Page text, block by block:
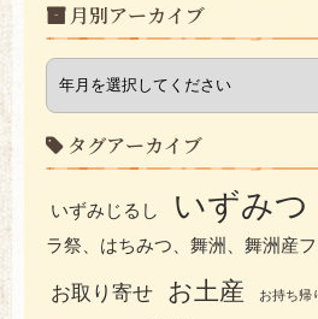
月別アーカイブ
タグアーカイブ
いずみじるし いずみつ
ラ祭、はちみつ、舞洲、舞洲産
お取り寄せ お土産 お持ち帰